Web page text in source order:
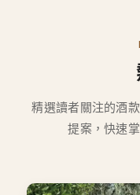
精選讀者關注的酒
提案，快速